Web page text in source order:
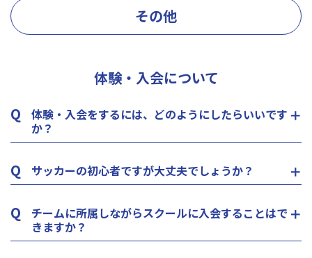
その他
体験・入会について
Q
体験・入会をするには、どのようにしたらいいです
か？
Q サッカーの初心者ですが大丈夫でしょうか？
Q
チームに所属しながらスクールに入会することはで
きますか？